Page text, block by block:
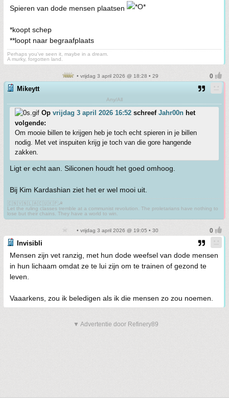
Spieren van dode mensen plaatsen
*koopt schep
**loopt naar begraafplaats
Perhaps you've seen it, maybe in a dream.
A murky, forgotten land.
• vrijdag 3 april 2026 @ 18:28 • 29
Mikeytt
Any/All
Op vrijdag 3 april 2026 16:52 schreef Jahr00n het
volgende:
Om mooie billen te krijgen heb je toch echt spieren in je billen
nodig. Met vet inspuiten krijg je toch van die gore hangende
zakken.
Ligt er echt aan. Siliconen houdt het goed omhoog.
Bij Kim Kardashian ziet het er wel mooi uit.
🇨🇳🇻🇳🇱🇦🇨🇺🇰🇵☭
Let the ruling classes tremble at a communist revolution. The proletarians have nothing to
lose but their chains. They have a world to win.
• vrijdag 3 april 2026 @ 19:05 • 30
Invisibli
Mensen zijn vet ranzig, met hun dode weefsel van dode mensen
in hun lichaam omdat ze te lui zijn om te trainen of gezond te
leven.
Vaaarkens, zou ik beledigen als ik die mensen zo zou noemen.
▼ Advertentie door Refinery89